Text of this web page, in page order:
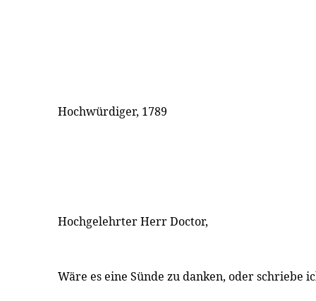
Hochwürdiger, 1789
Hochgelehrter Herr Doctor,
Wäre es eine Sünde zu danken, oder schriebe